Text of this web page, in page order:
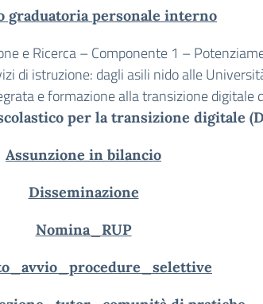
graduatoria personale interno
e Ricerca – Componente 1 –
di istruzione: dagli asili nido alle
e formazione alla transizione digitale
per la transizione digitale
Assunzione in bilancio
Disseminazione
Nomina_RUP